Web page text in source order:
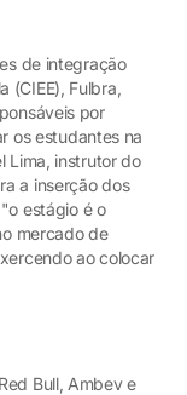
de integração
(CIEE), Fulbra,
por
os estudantes na
Lima, instrutor do
a inserção dos
estágio é o
mercado de
ao colocar
Bull, Ambev e